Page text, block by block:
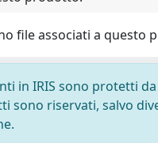
file associati a questo
in IRIS sono protetti
sono riservati, salvo